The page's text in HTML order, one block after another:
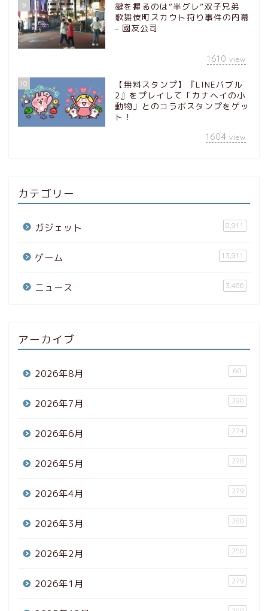
9
鍵を握るのは“半グレ”双子兄弟
歌舞伎町スカウト狩り事件の内幕
– 國友公司
1610 view
10
【無料スタンプ】『LINEバブル
2』をプレイして「カナヘイの小
動物」とのコラボスタンプをゲッ
ト！
1604 view
カテゴリー
ガジェット 8,911
ゲーム 13,911
ニュース 3,466
アーカイブ
2026年8月 60
2026年7月 290
2026年6月 274
2026年5月 278
2026年4月 279
2026年3月 280
2026年2月 250
2026年1月 279